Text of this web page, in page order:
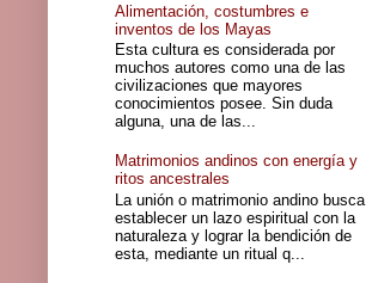
Alimentación, costumbres e
inventos de los Mayas
Esta cultura es considerada por
muchos autores como una de las
civilizaciones que mayores
conocimientos posee. Sin duda
alguna, una de las...
Matrimonios andinos con energía y
ritos ancestrales
La unión o matrimonio andino busca
establecer un lazo espiritual con la
naturaleza y lograr la bendición de
esta, mediante un ritual q...